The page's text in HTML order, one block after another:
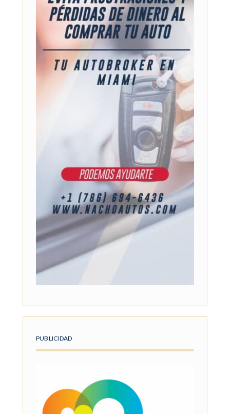
PUBLICIDAD